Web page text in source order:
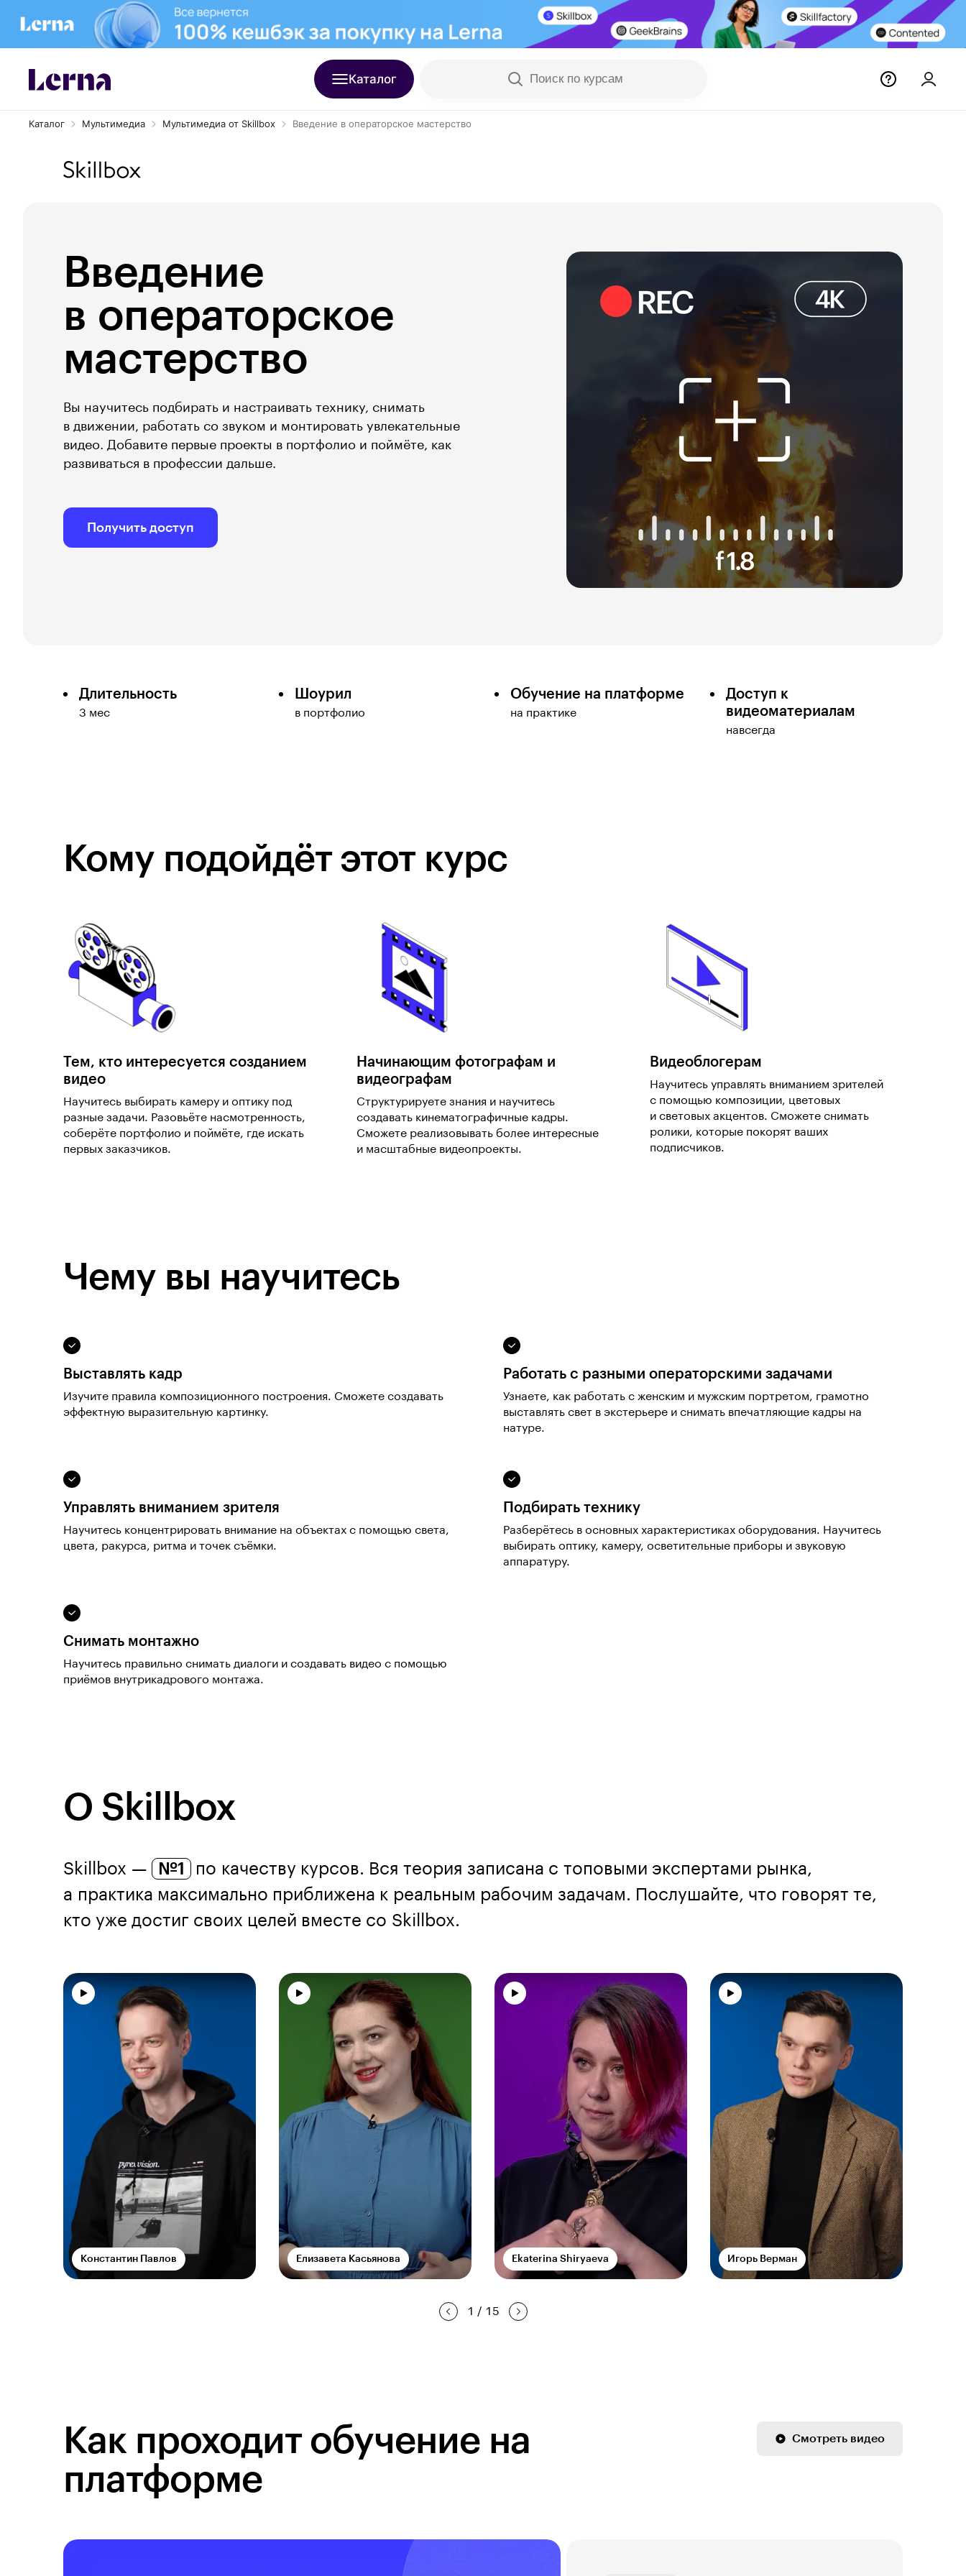
Каталог Поиск по курсам
Каталог Мультимедиа Мультимедиа от Skillbox Введение в операторское мастерство
Получить доступ
Введение
в операторское
мастерство
Вы научитесь подбирать и настраивать технику, снимать
в движении, работать со звуком и монтировать увлекательные
видео. Добавите первые проекты в портфолио и поймёте, как
развиваться в профессии дальше.
Длительность
3 мес
Шоурил
в портфолио
Обучение на платформе
на практике
Доступ к
видеоматериалам
навсегда
Кому подойдёт этот курс
Тем, кто интересуется созданием
видео
Научитесь выбирать камеру и оптику под
разные задачи. Разовьёте насмотренность,
соберёте портфолио и поймёте, где искать
первых заказчиков.
Начинающим фотографам и
видеографам
Структурируете знания и научитесь
создавать кинематографичные кадры.
Сможете реализовывать более интересные
и масштабные видеопроекты.
Видеоблогерам
Научитесь управлять вниманием зрителей
с помощью композиции, цветовых
и световых акцентов. Сможете снимать
ролики, которые покорят ваших
подписчиков.
Чему вы научитесь
Выставлять кадр
Изучите правила композиционного построения. Сможете создавать
эффектную выразительную картинку.
Работать с разными операторскими задачами
Узнаете, как работать с женским и мужским портретом, грамотно
выставлять свет в экстерьере и снимать впечатляющие кадры на
натуре.
Управлять вниманием зрителя
Научитесь концентрировать внимание на объектах с помощью света,
цвета, ракурса, ритма и точек съёмки.
Подбирать технику
Разберётесь в основных характеристиках оборудования. Научитесь
выбирать оптику, камеру, осветительные приборы и звуковую
аппаратуру.
Снимать монтажно
Научитесь правильно снимать диалоги и создавать видео с помощью
приёмов внутрикадрового монтажа.
О Skillbox
Skillbox — №1
по качеству курсов. Вся теория записана с топовыми экспертами рынка,
а практика максимально приближена к реальным рабочим задачам. Послушайте, что говорят те,
кто уже достиг своих целей вместе со Skillbox.
1 / 15
Константин Павлов Елизавета Касьянова Ekaterina Shiryaeva Игорь Верман
Как проходит обучение на
платформе
Смотреть видео